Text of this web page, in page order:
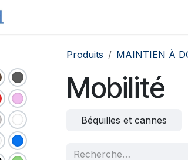
Produits MAINTIEN À
Mobilité
Béquilles et cannes